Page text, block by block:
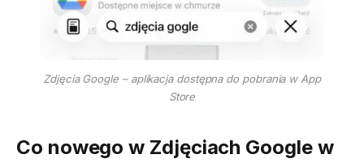
Zdjęcia Google – aplikacja dostępna do pobrania w App
Store
Co nowego w Zdjęciach Google w